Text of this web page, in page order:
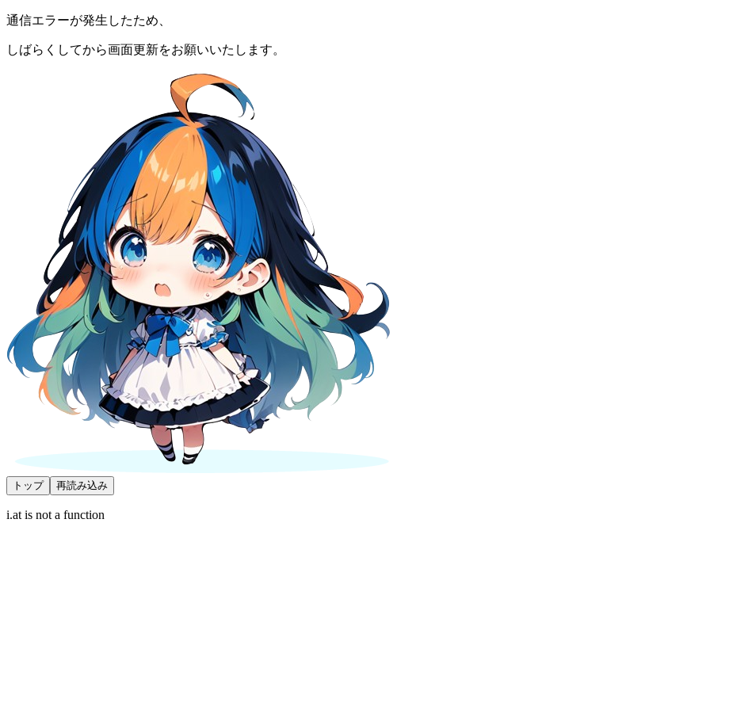
通信エラーが発生したため、
しばらくしてから画面更新をお願いいたします。
トップ 再読み込み
i.at is not a function